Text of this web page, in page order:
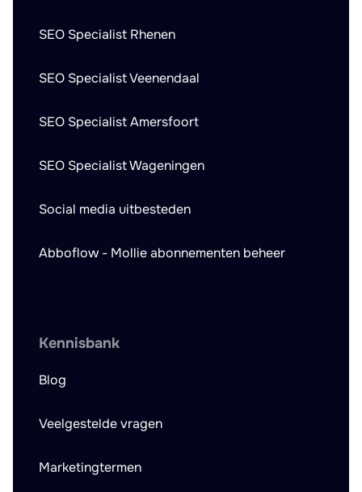
SEO Specialist Rhenen
SEO Specialist Veenendaal
SEO Specialist Amersfoort
SEO Specialist Wageningen
Social media uitbesteden
Abboflow - Mollie abonnementen beheer
Kennisbank
Blog
Veelgestelde vragen
Marketingtermen